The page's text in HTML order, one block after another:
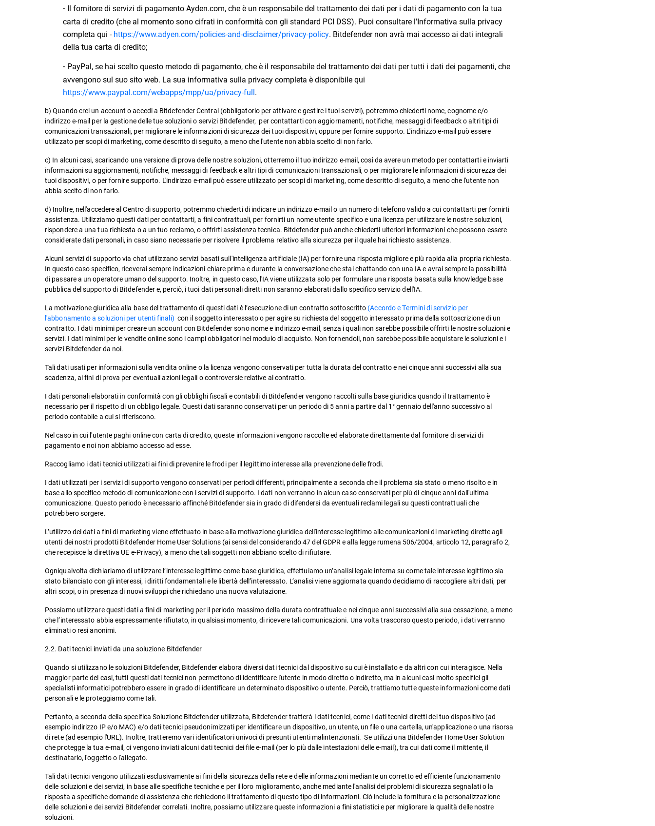
· Il fornitore di servizi di pagamento Ayden.com, che è un responsabile del trattamento dei dati per i dati di pagamento con la tua
carta di credito (che al momento sono cifrati in conformità con gli standard PCI DSS). Puoi consultare l'Informativa sulla privacy
completa qui -https://www.adyen.com/policies-and-disclaimer/privacy-policy. Bitdefender non avrà mai accesso ai dati integrali
della tua carta di credito;
· PayPal, se hai scelto questo metodo di pagamento, che è il responsabile del trattamento dei dati per tutti i dati dei pagamenti, che
avvengono sul suo sito web. La sua informativa sulla privacy completa è disponibile qui
https://www.paypal.com/webapps/mpp/ua/privacy-full.
b) Quando crei un account o accedi a Bitdefender Central (obbligatorio per attivare e gestire i tuoi servizi), potremmo chiederti nome, cognome e/o
indirizzo e-mail per la gestione delle tue soluzioni o servizi Bitdefender, per contattarti con aggiornamenti, notifiche, messaggi di feedback o altri tipi di
comunicazioni transazionali, per migliorare le informazioni di sicurezza dei tuoi dispositivi, oppure per fornire supporto. L'indirizzo e-mail può essere
utilizzato per scopi di marketing, come descritto di seguito, a meno che l'utente non abbia scelto di non farlo.
c) In alcuni casi, scaricando una versione di prova delle nostre soluzioni, otterremo il tuo indirizzo e-mail, così da avere un metodo per contattarti e inviarti
informazioni su aggiornamenti, notifiche, messaggi di feedback e altri tipi di comunicazioni transazionali, o per migliorare le informazioni di sicurezza dei
tuoi dispositivi, o per fornire supporto. L'indirizzo e-mail può essere utilizzato per scopi di marketing, come descritto di seguito, a meno che l'utente non
abbia scelto di non farlo.
d) Inoltre, nell'accedere al Centro di supporto, potremmo chiederti di indicare un indirizzo e-mail o un numero di telefono valido a cui contattarti per fornirti
assistenza. Utilizziamo questi dati per contattarti, a fini contrattuali, per fornirti un nome utente specifico e una licenza per utilizzare le nostre soluzioni,
rispondere a una tua richiesta o a un tuo reclamo, o offrirti assistenza tecnica. Bitdefender può anche chiederti ulteriori informazioni che possono essere
considerate dati personali, in caso siano necessarie per risolvere il problema relativo alla sicurezza per il quale hai richiesto assistenza.
Alcuni servizi di supporto via chat utilizzano servizi basati sull'intelligenza artificiale (IA) per fornire una risposta migliore e più rapida alla propria richiesta.
In questo caso specifico, riceverai sempre indicazioni chiare prima e durante la conversazione che stai chattando con una IA e avrai sempre la possibilità
di passare a un operatore umano del supporto. Inoltre, in questo caso, l'IA viene utilizzata solo per formulare una risposta basata sulla knowledge base
pubblica del supporto di Bitdefender e, perciò, i tuoi dati personali diretti non saranno elaborati dallo specifico servizio dell'IA.
La motivazione giuridica alla base del trattamento di questi dati è l’esecuzione di un contratto sottoscritto (Accordo e Termini di servizio per
l'abbonamento a soluzioni per utenti finali) con il soggetto interessato o per agire su richiesta del soggetto interessato prima della sottoscrizione di un
contratto. I dati minimi per creare un account con Bitdefender sono nome e indirizzo e-mail, senza i quali non sarebbe possibile offrirti le nostre soluzioni e
servizi. I dati minimi per le vendite online sono i campi obbligatori nel modulo di acquisto. Non fornendoli, non sarebbe possibile acquistare le soluzioni e i
servizi Bitdefender da noi.
Tali dati usati per informazioni sulla vendita online o la licenza vengono conservati per tutta la durata del contratto e nei cinque anni successivi alla sua
scadenza, ai fini di prova per eventuali azioni legali o controversie relative al contratto.
I dati personali elaborati in conformità con gli obblighi fiscali e contabili di Bitdefender vengono raccolti sulla base giuridica quando il trattamento è
necessario per il rispetto di un obbligo legale. Questi dati saranno conservati per un periodo di 5 anni a partire dal 1° gennaio dell'anno successivo al
periodo contabile a cui si riferiscono.
Nel caso in cui l'utente paghi online con carta di credito, queste informazioni vengono raccolte ed elaborate direttamente dal fornitore di servizi di
pagamento e noi non abbiamo accesso ad esse.
Raccogliamo i dati tecnici utilizzati ai fini di prevenire le frodi per il legittimo interesse alla prevenzione delle frodi.
I dati utilizzati per i servizi di supporto vengono conservati per periodi differenti, principalmente a seconda che il problema sia stato o meno risolto e in
base allo specifico metodo di comunicazione con i servizi di supporto. I dati non verranno in alcun caso conservati per più di cinque anni dall'ultima
comunicazione. Questo periodo è necessario affinché Bitdefender sia in grado di difendersi da eventuali reclami legali su questi contrattuali che
potrebbero sorgere.
L’utilizzo dei dati a fini di marketing viene effettuato in base alla motivazione giuridica dell'interesse legittimo alle comunicazioni di marketing dirette agli
utenti dei nostri prodotti Bitdefender Home User Solutions (ai sensi del considerando 47 del GDPR e alla legge rumena 506/2004, articolo 12, paragrafo 2,
che recepisce la direttiva UE e-Privacy), a meno che tali soggetti non abbiano scelto di rifiutare.
Ogniqualvolta dichiariamo di utilizzare l’interesse legittimo come base giuridica, effettuiamo un’analisi legale interna su come tale interesse legittimo sia
stato bilanciato con gli interessi, i diritti fondamentali e le libertà dell’interessato. L’analisi viene aggiornata quando decidiamo di raccogliere altri dati, per
altri scopi, o in presenza di nuovi sviluppi che richiedano una nuova valutazione.
Possiamo utilizzare questi dati a fini di marketing per il periodo massimo della durata contrattuale e nei cinque anni successivi alla sua cessazione, a meno
che l’interessato abbia espressamente rifiutato, in qualsiasi momento, di ricevere tali comunicazioni. Una volta trascorso questo periodo, i dati verranno
eliminati o resi anonimi.
2.2. Dati tecnici inviati da una soluzione Bitdefender
Quando si utilizzano le soluzioni Bitdefender, Bitdefender elabora diversi dati tecnici dal dispositivo su cui è installato e da altri con cui interagisce. Nella
maggior parte dei casi, tutti questi dati tecnici non permettono di identificare l'utente in modo diretto o indiretto, ma in alcuni casi molto specifici gli
specialisti informatici potrebbero essere in grado di identificare un determinato dispositivo o utente. Perciò, trattiamo tutte queste informazioni come dati
personali e le proteggiamo come tali.
Pertanto, a seconda della specifica Soluzione Bitdefender utilizzata, Bitdefender tratterà i dati tecnici, come i dati tecnici diretti del tuo dispositivo (ad
esempio indirizzo IP e/o MAC) e/o dati tecnici pseudonimizzati per identificare un dispositivo, un utente, un file o una cartella, un'applicazione o una risorsa
di rete (ad esempio l'URL). Inoltre, tratteremo vari identificatori univoci di presunti utenti malintenzionati. Se utilizzi una Bitdefender Home User Solution
che protegge la tua e-mail, ci vengono inviati alcuni dati tecnici dei file e-mail (per lo più dalle intestazioni delle e-mail), tra cui dati come il mittente, il
destinatario, l'oggetto o l'allegato.
Tali dati tecnici vengono utilizzati esclusivamente ai fini della sicurezza della rete e delle informazioni mediante un corretto ed efficiente funzionamento
delle soluzioni e dei servizi, in base alle specifiche tecniche e per il loro miglioramento, anche mediante l'analisi dei problemi di sicurezza segnalati o la
risposta a specifiche domande di assistenza che richiedono il trattamento di questo tipo di informazioni. Ciò include la fornitura e la personalizzazione
delle soluzioni e dei servizi Bitdefender correlati. Inoltre, possiamo utilizzare queste informazioni a fini statistici e per migliorare la qualità delle nostre
soluzioni.